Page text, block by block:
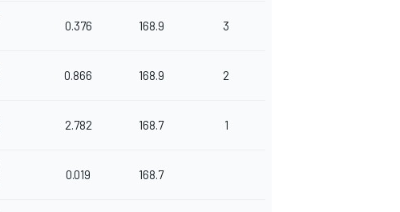
0.376 168.9 3
0.866 168.9 2
2.782 168.7 1
0.019 168.7